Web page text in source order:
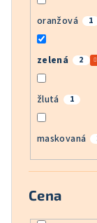
oranžová 1
zelená 2
žlutá 1
maskovaná
Cena